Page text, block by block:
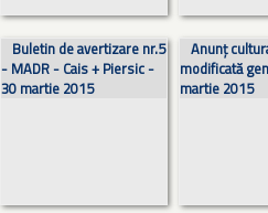
Buletin de avertizare nr.5
- MADR - Cais + Piersic -
30 martie 2015
Anunț
modificată
martie 2015